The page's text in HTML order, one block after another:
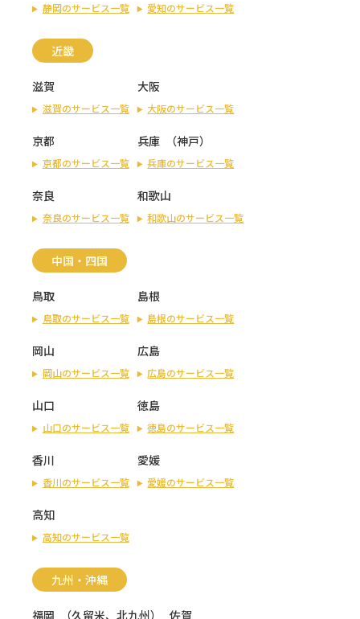
静岡のサービス一覧 愛知のサービス一覧
近畿
滋賀
滋賀のサービス一覧
大阪
大阪のサービス一覧
京都
京都のサービス一覧
兵庫 （神戸）
兵庫のサービス一覧
奈良
奈良のサービス一覧
和歌山
和歌山のサービス一覧
中国・四国
鳥取
鳥取のサービス一覧
島根
島根のサービス一覧
岡山
岡山のサービス一覧
広島
広島のサービス一覧
山口
山口のサービス一覧
徳島
徳島のサービス一覧
香川
香川のサービス一覧
愛媛
愛媛のサービス一覧
高知
高知のサービス一覧
九州・沖縄
福岡 （久留米、 北九州） 佐賀